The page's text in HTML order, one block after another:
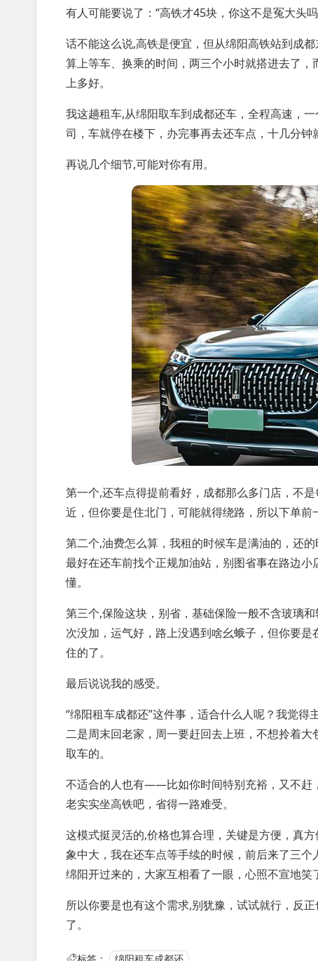
有人可能要说了：“高铁才45块，你这不是冤大头
话不能这么说,高铁是便宜，但从绵阳高铁站到成
算上等车、换乘的时间，两三个小时就搭进去了
上多好。
我这趟租车,从绵阳取车到成都还车，全程高速，
司，车就停在楼下，办完事再去还车点，十几分钟
再说几个细节,可能对你有用。
第一个,还车点得提前看好，成都那么多门店，不
近，但你要是住北门，可能就得绕路，所以下单前
第二个,油费怎么算，我租的时候车是满油的，还
最好在还车前找个正规加油站，别图省事在路边
懂。
第三个,保险这块，别省，基础保险一般不含玻璃
次没加，运气好，路上没遇到啥幺蛾子，但你要
住的了。
最后说说我的感受。
“绵阳租车成都还”这件事，适合什么人呢？我觉
二是周末回老家，周一要赶回去上班，不想拎着
取车的。
不适合的人也有——比如你时间特别充裕，又不赶
老实实坐高铁吧，省得一路难受。
这模式挺灵活的,价格也算合理，关键是方便，真
象中大，我在还车点等手续的时候，前后来了三
绵阳开过来的，大家互相看了一眼，心照不宣地笑
所以你要是也有这个需求,别犹豫，试试就行，反
了。